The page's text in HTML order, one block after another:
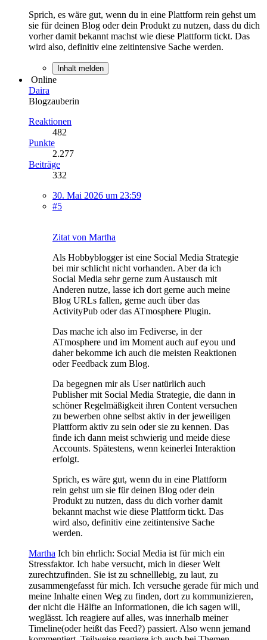
Sprich, es wäre gut, wenn du in eine Plattform rein gehst um
sie für deinen Blog oder dein Produkt zu nutzen, dass du dich
vorher damit bekannt machst wie diese Plattform tickt. Das
wird also, definitiv eine zeitintensive Sache werden.
Inhalt melden
Online
Daira
Blogzauberin
Reaktionen
482
Punkte
2.277
Beiträge
332
30. Mai 2026 um 23:59
#5
Zitat von Martha
Als Hobbyblogger ist eine Social Media Strategie
bei mir schlicht nicht vorhanden. Aber da ich
Social Media sehr gerne zum Austausch mit
Anderen nutze, lasse ich dort gerne auch meine
Blog URLs fallen, gerne auch über das
ActivityPub oder das ATmosphere Plugin.
Das mache ich also im Fediverse, in der
ATmosphere und im Moment auch auf eyou und
daher bekomme ich auch die meisten Reaktionen
oder Feedback zum Blog.
Da begegnen mir als User natürlich auch
Publisher mit Social Media Strategie, die dann in
schöner Regelmäßigkeit ihren Content versuchen
zu bewerben ohne selbst aktiv in der jeweiligen
Plattform aktiv zu sein oder sie zu kennen. Das
finde ich dann meist schwierig und meide diese
Accounts. Spätestens, wenn keinerlei Interaktion
erfolgt.
Sprich, es wäre gut, wenn du in eine Plattform
rein gehst um sie für deinen Blog oder dein
Produkt zu nutzen, dass du dich vorher damit
bekannt machst wie diese Plattform tickt. Das
wird also, definitiv eine zeitintensive Sache
werden.
Martha Ich bin ehrlich: Social Media ist für mich ein
Stressfaktor. Ich habe versucht, mich in dieser Welt
zurechtzufinden. Sie ist zu schnelllebig, zu laut, zu
zusammengefasst für mich. Ich versuche gerade für mich und
meine Inhalte einen Weg zu finden, dort zu kommunizieren,
der nicht die Hälfte an Informationen, die ich sagen will,
weglässt. Ich reagiere auf alles, was innerhalb meiner
Timeline(oder heißt das Feed?) passiert. Also wenn jemand